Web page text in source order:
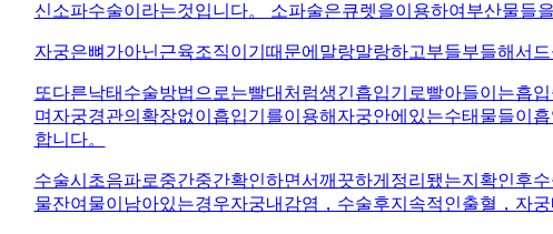
신소파수술이라는것입니다。 소파술은큐렛을이용하여부산물들
자궁은뼈가아닌근육조직이기때문에말랑말랑하고부들부들해서
또다른낙태수술방법으로는빨대처럼생긴흡입기로빨아들이는흡
며자궁경관의확장없이흡입기를이용해자궁안에있는수태물들이
합니다。
수술시초음파로중간중간확인하면서깨끗하게정리됐는지확인후
물잔여물이남아있는경우자궁내감염，수술후지속적인출혈，자